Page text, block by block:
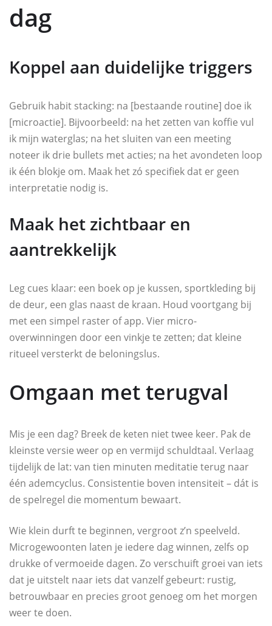
dag
Koppel aan duidelijke triggers
Gebruik habit stacking: na [bestaande routine] doe ik
[microactie]. Bijvoorbeeld: na het zetten van koffie vul
ik mijn waterglas; na het sluiten van een meeting
noteer ik drie bullets met acties; na het avondeten loop
ik één blokje om. Maak het zó specifiek dat er geen
interpretatie nodig is.
Maak het zichtbaar en
aantrekkelijk
Leg cues klaar: een boek op je kussen, sportkleding bij
de deur, een glas naast de kraan. Houd voortgang bij
met een simpel raster of app. Vier micro-
overwinningen door een vinkje te zetten; dat kleine
ritueel versterkt de beloningslus.
Omgaan met terugval
Mis je een dag? Breek de keten niet twee keer. Pak de
kleinste versie weer op en vermijd schuldtaal. Verlaag
tijdelijk de lat: van tien minuten meditatie terug naar
één ademcyclus. Consistentie boven intensiteit – dát is
de spelregel die momentum bewaart.
Wie klein durft te beginnen, vergroot z’n speelveld.
Microgewoonten laten je iedere dag winnen, zelfs op
drukke of vermoeide dagen. Zo verschuift groei van iets
dat je uitstelt naar iets dat vanzelf gebeurt: rustig,
betrouwbaar en precies groot genoeg om het morgen
weer te doen.